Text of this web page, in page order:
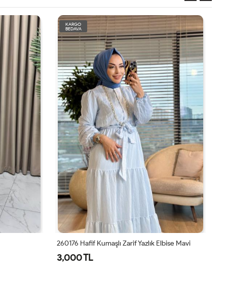
Mavi
KARGO
BEDAVA
TÜKENDİ
Cansel Elbise Siyah
1,350 TL